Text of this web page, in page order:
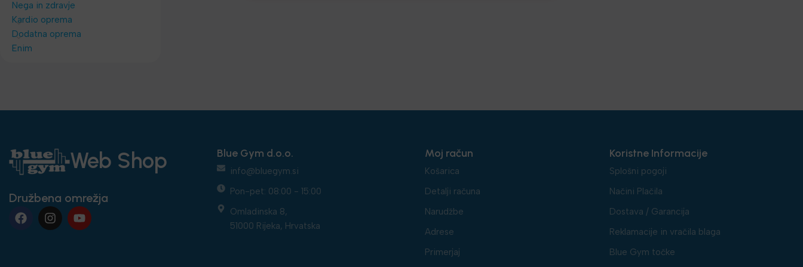
Nega in zdravje
Kardio oprema
Dodatna oprema
Enim
Web Shop
Družbena omrežja
Blue Gym d.o.o.
info@bluegym.si
Pon-pet: 08:00 - 15:00
Omladinska 8,
51000 Rijeka, Hrvatska
Moj račun
Košarica
Detalji računa
Narudžbe
Adrese
Primerjaj
Koristne Informacije
Splošni pogoji
Načini Plačila
Dostava / Garancija
Reklamacije in vračila blaga
Blue Gym točke